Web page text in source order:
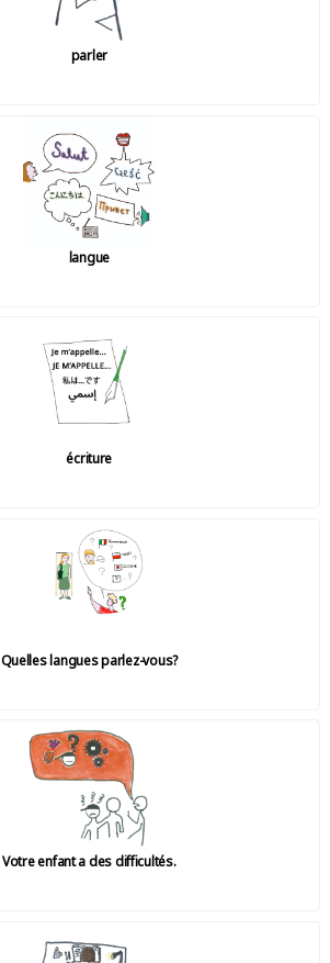
parler
langue
écriture
Quelles langues parlez-vous?
Votre enfant a des difficultés.